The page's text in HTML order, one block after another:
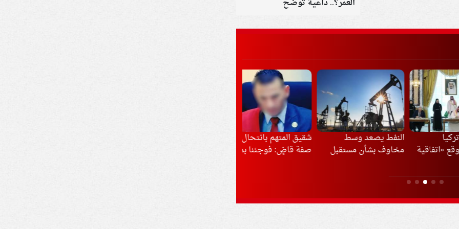
النفط يصعد وسط
مخاوف بشأن مستقبل
شقيق المتهم بانتحال
صفة قاضٍ: فوجئنا بما